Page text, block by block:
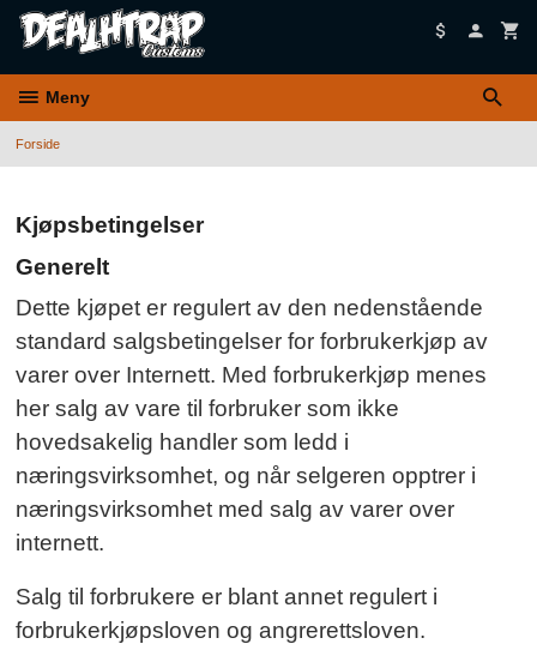
Meny
Forside
Kjøpsbetingelser
Generelt
Dette kjøpet er regulert av den nedenstående
standard salgsbetingelser for forbrukerkjøp av
varer over Internett. Med forbrukerkjøp menes
her salg av vare til forbruker som ikke
hovedsakelig handler som ledd i
næringsvirksomhet, og når selgeren opptrer i
næringsvirksomhet med salg av varer over
internett.
Salg til forbrukere er blant annet regulert i
forbrukerkjøpsloven og angrerettsloven.